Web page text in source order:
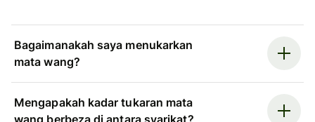
Bagaimanakah saya menukarkan
mata wang?
Mengapakah kadar tukaran mata
wang berbeza di antara syarikat?